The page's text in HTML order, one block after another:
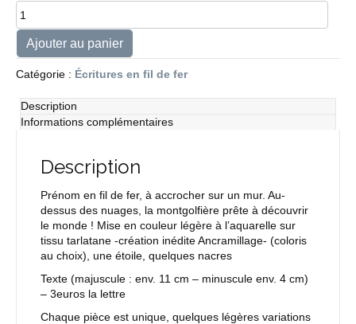
quantité
de
Andréa
et
la
montgolfière
Ajouter au panier
Catégorie : Écritures en fil de fer
Description
Informations complémentaires
Description
Prénom en fil de fer, à accrocher sur un mur. Au-
dessus des nuages, la montgolfière prête à découvrir
le monde ! Mise en couleur légère à l’aquarelle sur
tissu tarlatane -création inédite Ancramillage- (coloris
au choix), une étoile, quelques nacres
Texte (majuscule : env. 11 cm – minuscule env. 4 cm)
– 3euros la lettre
Chaque pièce est unique, quelques légères variations